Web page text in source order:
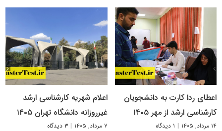
اعطای ردا کارت به دانشجویان
کارشناسی ارشد از مهر ۱۴۰۵
۱۴ مرداد, ۱۴۰۵ | ۱ دیدگاه
اعلام شهریه کارشناسی ارشد
غیرروزانه دانشگاه تهران ۱۴۰۵
۷ مرداد, ۱۴۰۵ | ۳ دیدگاه